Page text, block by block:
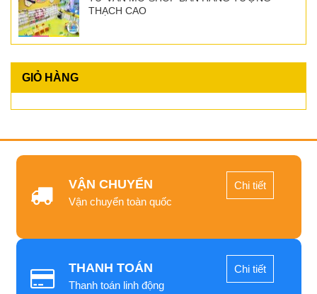
THẠCH CAO
GIỎ HÀNG
VẬN CHUYỂN
Vận chuyển toàn quốc
Chi tiết
THANH TOÁN
Thanh toán linh động
Chi tiết